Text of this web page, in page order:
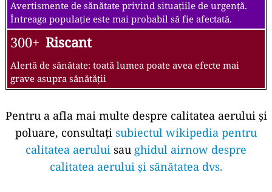
Avertismente de sănătate privind situațiile de urgență.
Întreaga populație este mai probabil să fie afectată.
300+ Riscant
Alertă de sănătate: toată lumea poate avea efecte mai
grave asupra sănătății
Pentru a afla mai multe despre calitatea aerului și
poluare, consultați subiectul wikipedia pentru
calitatea aerului sau ghidul airnow despre
calitatea aerului și sănătatea dvs.